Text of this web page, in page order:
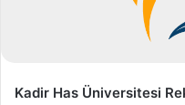
Kadir Has Üniversitesi